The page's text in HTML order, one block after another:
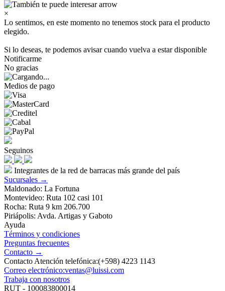
×
Lo sentimos, en este momento no tenemos stock para el producto
elegido.
Si lo deseas, te podemos avisar cuando vuelva a estar disponible
Notificarme
No gracias
Medios de pago
Seguinos
Integrantes de la red de barracas más grande del país
Sucursales →
Maldonado: La Fortuna
Montevideo: Ruta 102 casi 101
Rocha: Ruta 9 km 206.700
Piriápolis: Avda. Artigas y Gaboto
Ayuda
Términos y condiciones
Preguntas frecuentes
Contacto →
Contacto Atención telefónica:(+598) 4223 1143
Correo electrónico:ventas@luissi.com
Trabaja con nosotros
RUT - 100083800014